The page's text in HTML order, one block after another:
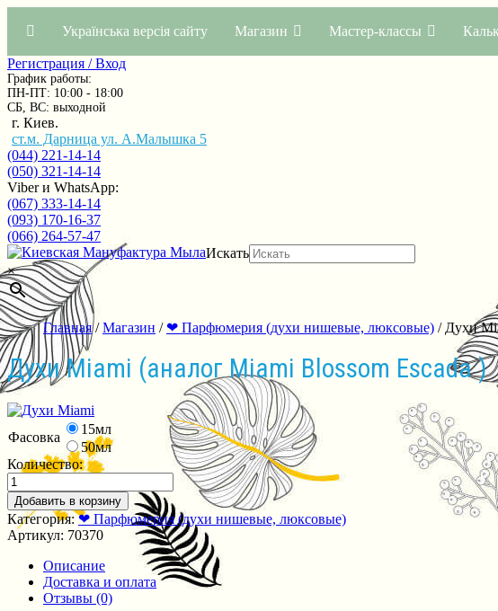
Українська версія сайту Магазин Мастер-классы
Регистрация / Вход
График работы:
ПН-ПТ: 10:00 - 18:00
СБ, ВС: выходной
г. Киев.
ст.м. Дарница ул. А.Малышка 5
(044) 221-14-14
(050) 321-14-14
Viber и WhatsApp:
(067) 333-14-14
(093) 170-16-37
(066) 264-57-47
Искать
×
Главная/Магазин / ❤ Парфюмерия (духи нишевые, люксовые) / Духи
Духи Miami (аналог Miami Blossom Escada )
Фасовка
15мл
50мл
Количество:
Добавить в корзину
Категория:❤ Парфюмерия (духи нишевые, люксовые)
Артикул: 70370
Описание
Доставка и оплата
Отзывы (0)